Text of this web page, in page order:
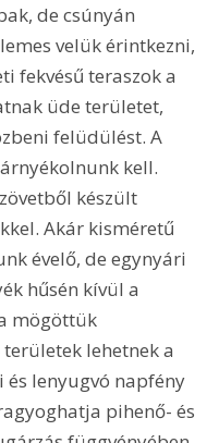
de csúnyán
velük érintkezni,
fekvésű teraszok a
üde területet,
felüdülést. A
kell.
készült
Akár kisméretű
évelő, de egynyári
hűsén kívül a
mögöttük
lehetnek a
lenyugvó napfény
pihenő- és